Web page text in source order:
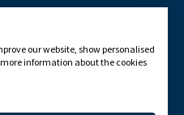
our website, show personalised
information about the cookies